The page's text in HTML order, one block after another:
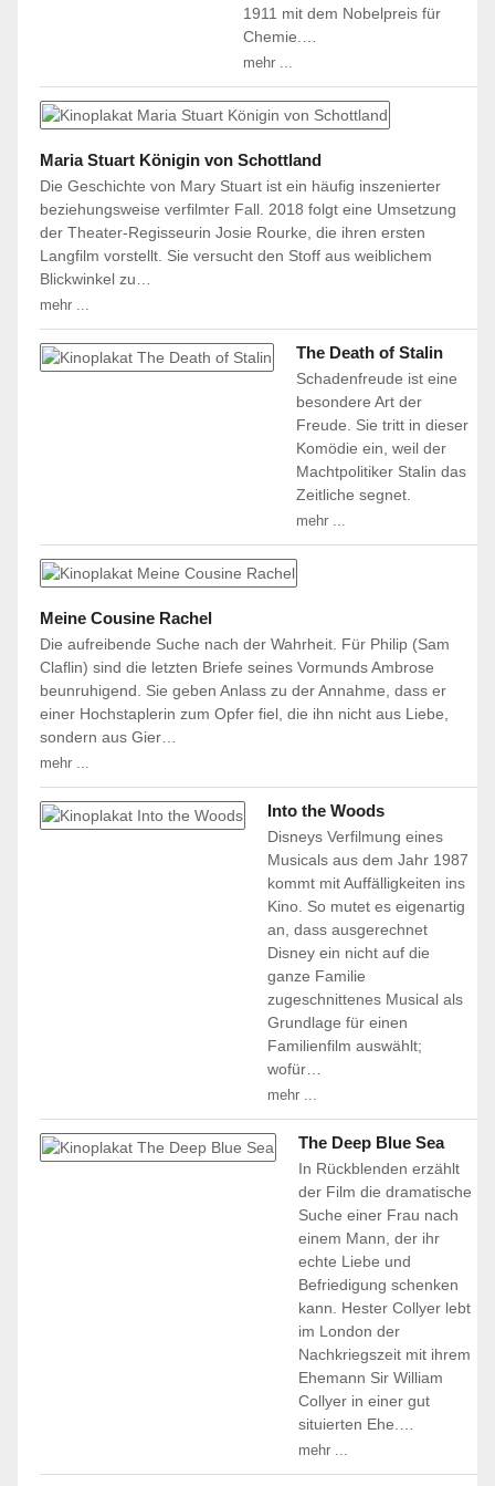
1911 mit dem Nobelpreis für
Chemie.…
mehr ...
Maria Stuart Königin von Schottland
Die Geschichte von Mary Stuart ist ein häufig inszenierter
beziehungsweise verfilmter Fall. 2018 folgt eine Umsetzung
der Theater-Regisseurin Josie Rourke, die ihren ersten
Langfilm vorstellt. Sie versucht den Stoff aus weiblichem
Blickwinkel zu…
mehr ...
The Death of Stalin
Schadenfreude ist eine
besondere Art der
Freude. Sie tritt in dieser
Komödie ein, weil der
Machtpolitiker Stalin das
Zeitliche segnet.
mehr ...
Meine Cousine Rachel
Die aufreibende Suche nach der Wahrheit. Für Philip (Sam
Claflin) sind die letzten Briefe seines Vormunds Ambrose
beunruhigend. Sie geben Anlass zu der Annahme, dass er
einer Hochstaplerin zum Opfer fiel, die ihn nicht aus Liebe,
sondern aus Gier…
mehr ...
Into the Woods
Disneys Verfilmung eines
Musicals aus dem Jahr 1987
kommt mit Auffälligkeiten ins
Kino. So mutet es eigenartig
an, dass ausgerechnet
Disney ein nicht auf die
ganze Familie
zugeschnittenes Musical als
Grundlage für einen
Familienfilm auswählt;
wofür…
mehr ...
The Deep Blue Sea
In Rückblenden erzählt
der Film die dramatische
Suche einer Frau nach
einem Mann, der ihr
echte Liebe und
Befriedigung schenken
kann. Hester Collyer lebt
im London der
Nachkriegszeit mit ihrem
Ehemann Sir William
Collyer in einer gut
situierten Ehe.…
mehr ...